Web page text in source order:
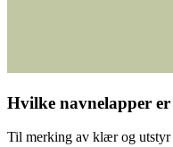
Hvilke navnelapper
Til merking av klær og utstyr